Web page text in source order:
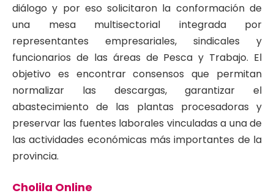
diálogo y por eso solicitaron la conformación de
una mesa multisectorial integrada por
representantes empresariales, sindicales y
funcionarios de las áreas de Pesca y Trabajo. El
objetivo es encontrar consensos que permitan
normalizar las descargas, garantizar el
abastecimiento de las plantas procesadoras y
preservar las fuentes laborales vinculadas a una de
las actividades económicas más importantes de la
provincia.
Cholila Online